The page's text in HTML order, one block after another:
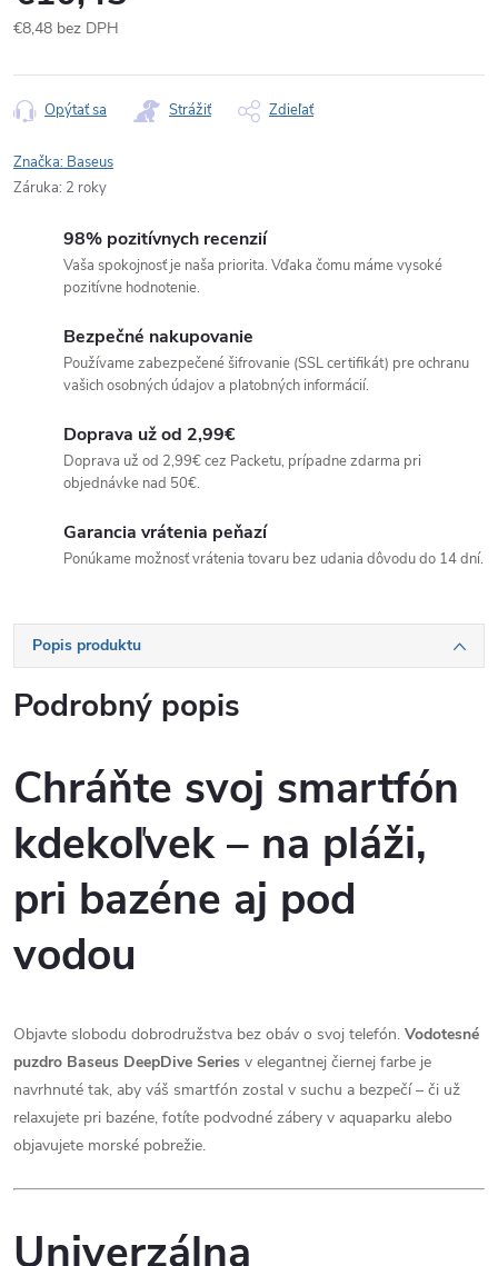
€8,48 bez DPH
cena:
Opýtať sa Strážiť Zdieľať
Značka: Baseus
Záruka: 2 roky
98% pozitívnych recenzií
Vaša spokojnosť je naša priorita. Vďaka čomu máme vysoké
pozitívne hodnotenie.
Bezpečné nakupovanie
Používame zabezpečené šifrovanie (SSL certifikát) pre ochranu
vašich osobných údajov a platobných informácií.
Doprava už od 2,99€
Doprava už od 2,99€ cez Packetu, prípadne zdarma pri
objednávke nad 50€.
Garancia vrátenia peňazí
Ponúkame možnosť vrátenia tovaru bez udania dôvodu do 14 dní.
Popis produktu
Podrobný popis
Chráňte svoj smartfón
kdekoľvek – na pláži,
pri bazéne aj pod
vodou
Objavte slobodu dobrodružstva bez obáv o svoj telefón. Vodotesné
puzdro Baseus DeepDive Series v elegantnej čiernej farbe je
navrhnuté tak, aby váš smartfón zostal v suchu a bezpečí – či už
relaxujete pri bazéne, fotíte podvodné zábery v aquaparku alebo
objavujete morské pobrežie.
Univerzálna